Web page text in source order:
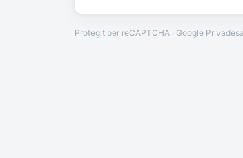
Protegit per reCAPTCHA · Google Privadesa